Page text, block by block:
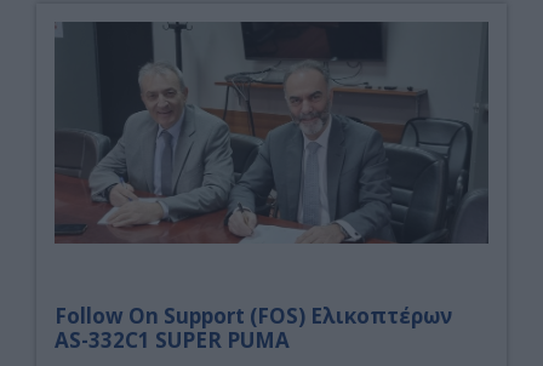
Follow On Support (FOS) Ελικοπτέρων
AS-332C1 SUPER PUMA